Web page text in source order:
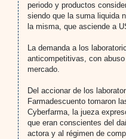
periodo y productos
siendo que la suma liquida
la misma, que asciende a
La demanda a los
anticompetitivas, con
mercado.
Del accionar de los
Farmadescuento tomaron
Cyberfarma, la jueza
que eran conscientes del
actora y al régimen de